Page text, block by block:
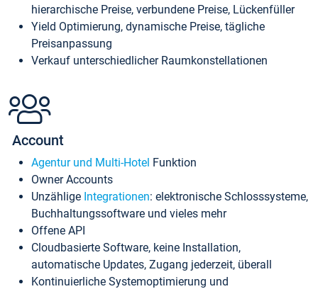
hierarchische Preise, verbundene Preise, Lückenfüller
Yield Optimierung, dynamische Preise, tägliche
Preisanpassung
Verkauf unterschiedlicher Raumkonstellationen
Account
Agentur und Multi-Hotel Funktion
Owner Accounts
Unzählige Integrationen: elektronische Schlosssysteme,
Buchhaltungssoftware und vieles mehr
Offene API
Cloudbasierte Software, keine Installation,
automatische Updates, Zugang jederzeit, überall
Kontinuierliche Systemoptimierung und